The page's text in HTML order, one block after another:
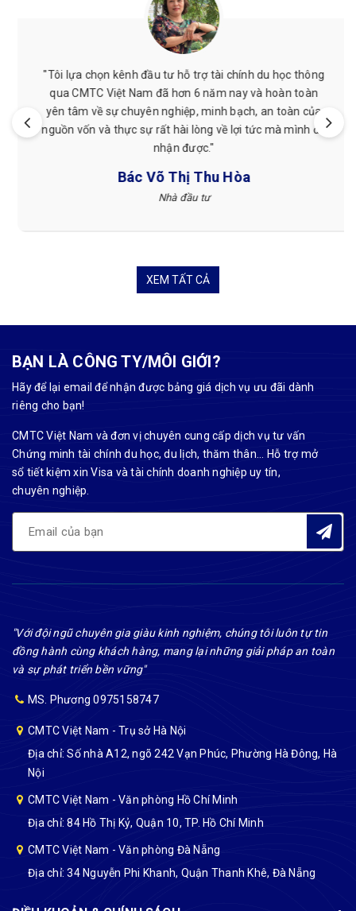
"Tôi lựa chọn kênh đầu tư hỗ trợ tài chính du học thông
qua CMTC Việt Nam đã hơn 6 năm nay và hoàn toàn
yên tâm về sự chuyên nghiệp, minh bạch, an toàn của
nguồn vốn và thực sự rất hài lòng về lợi tức mà mình đã
nhận được."
Bác Võ Thị Thu Hòa
Nhà đầu tư
XEM TẤT CẢ
BẠN LÀ CÔNG TY/MÔI GIỚI?
Hãy để lại email để nhận được bảng giá dịch vụ ưu đãi dành
riêng cho bạn!
CMTC Việt Nam và đơn vị chuyên cung cấp dịch vụ tư vấn
Chứng minh tài chính du học, du lịch, thăm thân... Hỗ trợ mở
sổ tiết kiệm xin Visa và tài chính doanh nghiệp uy tín,
chuyên nghiệp.
"Với đội ngũ chuyên gia giàu kinh nghiệm, chúng tôi luôn tự tin
đồng hành cùng khách hàng, mang lại những giải pháp an toàn
và sự phát triển bền vững"
MS. Phương 0975158747
CMTC Việt Nam - Trụ sở Hà Nội
Địa chỉ: Số nhà A12, ngõ 242 Vạn Phúc, Phường Hà Đông, Hà
Nội
CMTC Việt Nam - Văn phòng Hồ Chí Minh
Địa chỉ: 84 Hồ Thị Kỷ, Quận 10, TP. Hồ Chí Minh
CMTC Việt Nam - Văn phòng Đà Nẵng
Địa chỉ: 34 Nguyễn Phi Khanh, Quận Thanh Khê, Đà Nẵng